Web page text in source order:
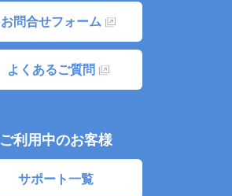
お問合せフォーム
よくあるご質問
ご利用中のお客様
サポート一覧